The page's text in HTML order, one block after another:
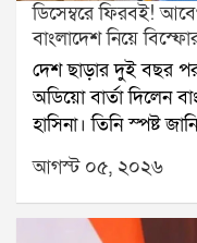
ডিসেম্বরে ফিরবই!
বাংলাদেশ নিয়ে
দেশ ছাড়ার দুই বছর পর
অডিয়ো বার্তা দিলেন
হাসিনা। তিনি স্পষ্ট
ফেরার সিদ্ধান্ত
পরে জানানো হবে বলেও
একাধিকবার
বার্তায় শেখ হাসিনা
আগস্ট ০৫, ২০২৬